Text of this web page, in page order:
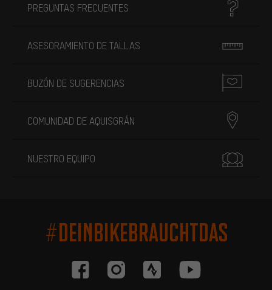
PREGUNTAS FRECUENTES
ASESORAMIENTO DE TALLAS
BUZÓN DE SUGERENCIAS
COMUNIDAD DE AQUISGRÁN
NUESTRO EQUIPO
#DEINBIKEBRAUCHTDAS